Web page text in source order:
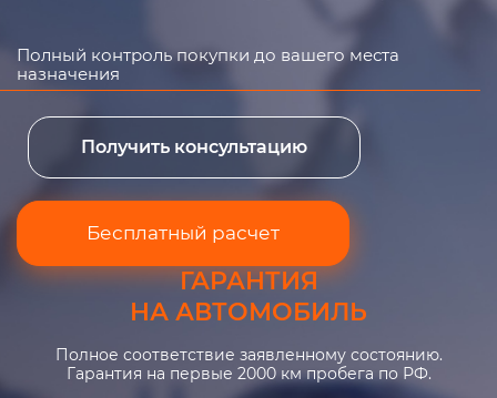
Полный контроль покупки до вашего места
назначения
Получить консультацию
Бесплатный расчет
ГАРАНТИЯ
НА АВТОМОБИЛЬ
Полное соответствие заявленному состоянию.
Гарантия на первые 2000 км пробега по РФ.